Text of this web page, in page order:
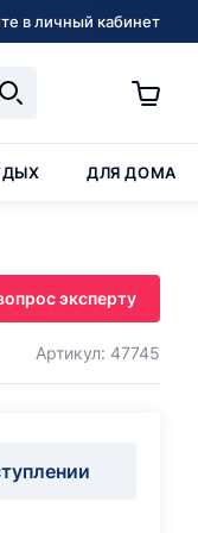
в личный кабинет
ДЛЯ ДОМА
эксперту
Артикул: 47745